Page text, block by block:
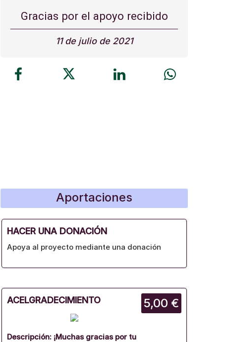
Gracias por el apoyo recibido
11 de julio de 2021
Aportaciones
HACER UNA DONACIÓN
Apoya al proyecto mediante una donación
5,00 €
ACELGRADECIMIENTO
Descripción: ¡Muchas gracias por tu